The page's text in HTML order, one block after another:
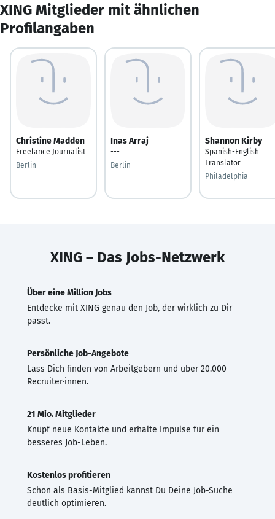
XING Mitglieder mit ähnlichen
Profilangaben
Christine Madden
Freelance Journalist
Berlin
Inas Arraj
---
Berlin
Shannon Kirby
Spanish-English
Translator
Philadelphia
XING – Das Jobs-Netzwerk
Über eine Million Jobs
Entdecke mit XING genau den Job, der wirklich zu Dir
passt.
Persönliche Job-Angebote
Lass Dich finden von Arbeitgebern und über 20.000
Recruiter·innen.
21 Mio. Mitglieder
Knüpf neue Kontakte und erhalte Impulse für ein
besseres Job-Leben.
Kostenlos profitieren
Schon als Basis-Mitglied kannst Du Deine Job-Suche
deutlich optimieren.